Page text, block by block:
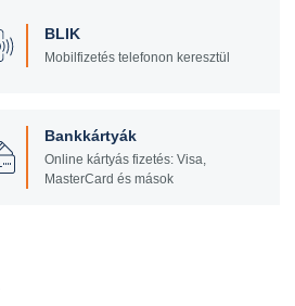
BLIK
Mobilfizetés telefonon keresztül
Bankkártyák
Online kártyás fizetés: Visa,
MasterCard és mások